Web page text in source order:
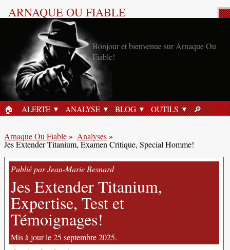
ARNAQUE OU FIABLE
Fiable!
ACCUEIL
🏠︎ ALERTE ANALYSE BLOG OUTILS 🔎︎
Arnaque Ou Fiable» Analyses»
Jes Extender Titanium, Examen Critique, Special Homme!
Publié par Jean-Marie Besnard
Jes Extender Titanium,
Expertise, Test et
Témoignages!
Mis à jour le 25 septembre 2025.